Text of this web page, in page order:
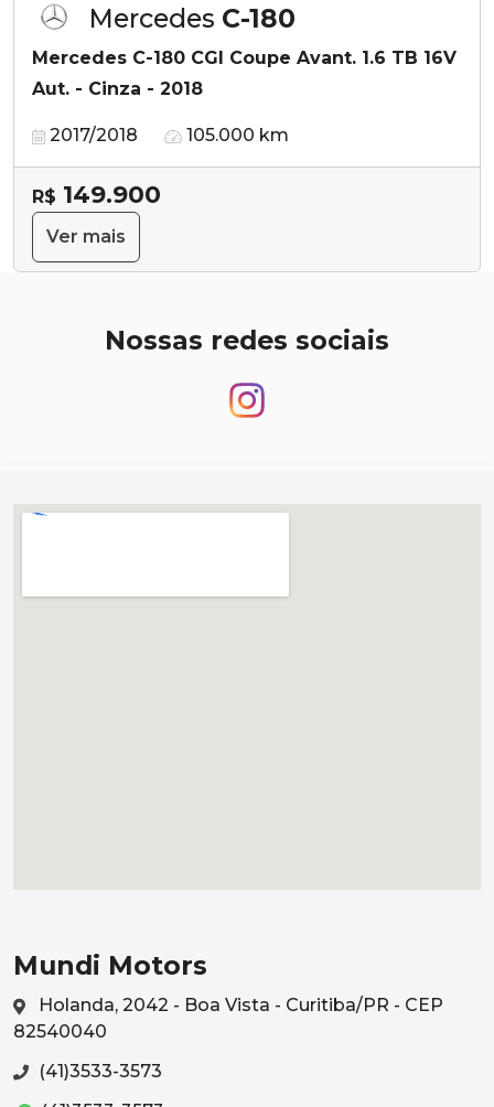
Mercedes C-180
Mercedes C-180 CGI Coupe Avant. 1.6 TB 16V
Aut. - Cinza - 2018
2017/2018 105.000 km
R$ 149.900
Ver mais
Nossas redes sociais
Mundi Motors
Holanda, 2042 - Boa Vista - Curitiba/PR - CEP
82540040
(41)3533-3573